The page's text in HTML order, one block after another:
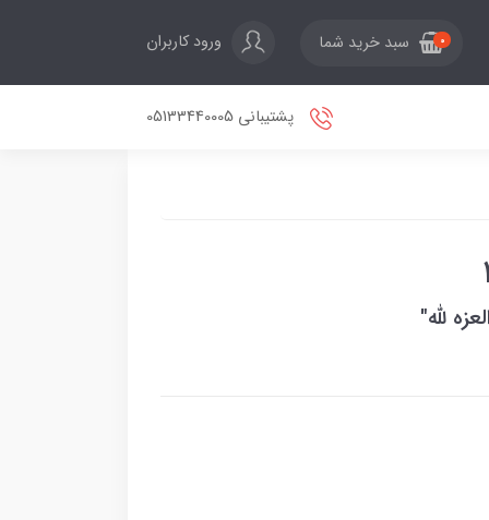
0 سبد خرید شما ورود کاربران
پشتیبانی 05133440005
لله"